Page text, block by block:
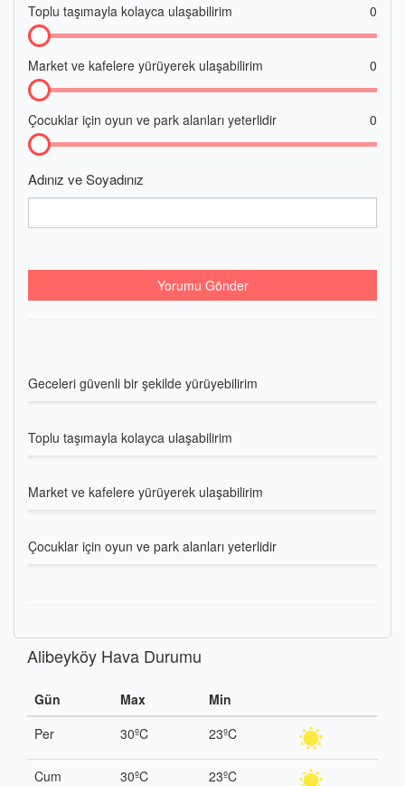
Toplu taşımayla kolayca ulaşabilirim 0
Market ve kafelere yürüyerek ulaşabilirim 0
Çocuklar için oyun ve park alanları yeterlidir 0
Adınız ve Soyadınız
Yorumu Gönder
Geceleri güvenli bir şekilde yürüyebilirim
Toplu taşımayla kolayca ulaşabilirim
Market ve kafelere yürüyerek ulaşabilirim
Çocuklar için oyun ve park alanları yeterlidir
Alibeyköy Hava Durumu
Gün Max
Min
Per
30ºC 23ºC
Cum 30ºC 23ºC